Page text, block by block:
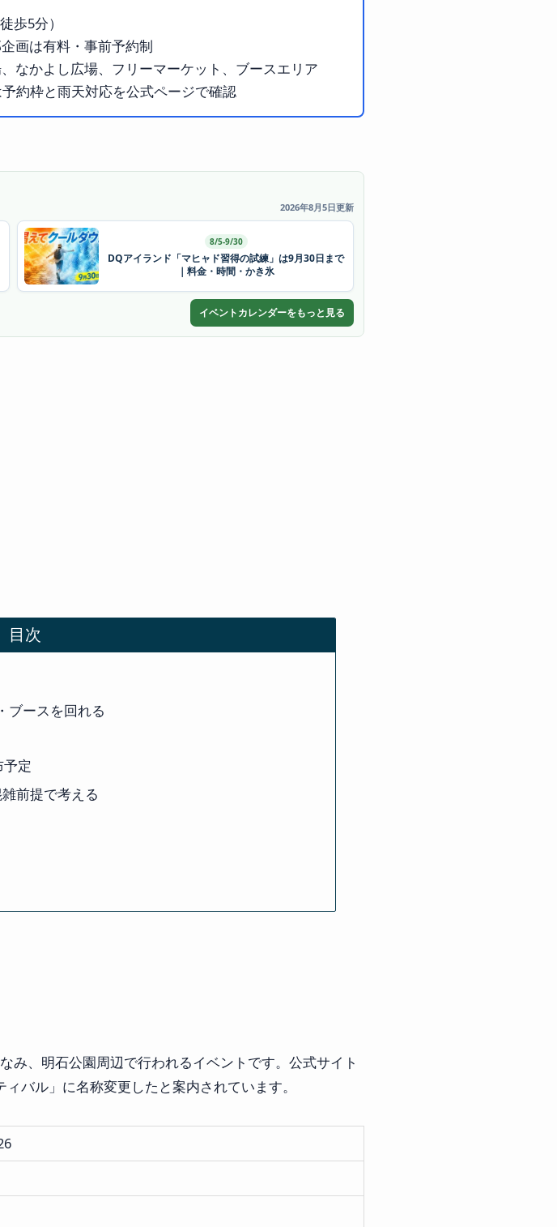
歩5分）
画は有料・事前予約制
なかよし広場、フリーマーケット、ブースエリア
約枠と雨天対応を公式ページで確認
2026年8月5日更新
8/5-9/30
DQアイランド「マヒャド習得の試練」は9月30日まで
｜料金・時間・かき氷
イベントカレンダーをもっと見る
目次
ブースを回れる
定
前提で考える
み、明石公園周辺で行われるイベントです。公式サイト
バル」に名称変更したと案内されています。